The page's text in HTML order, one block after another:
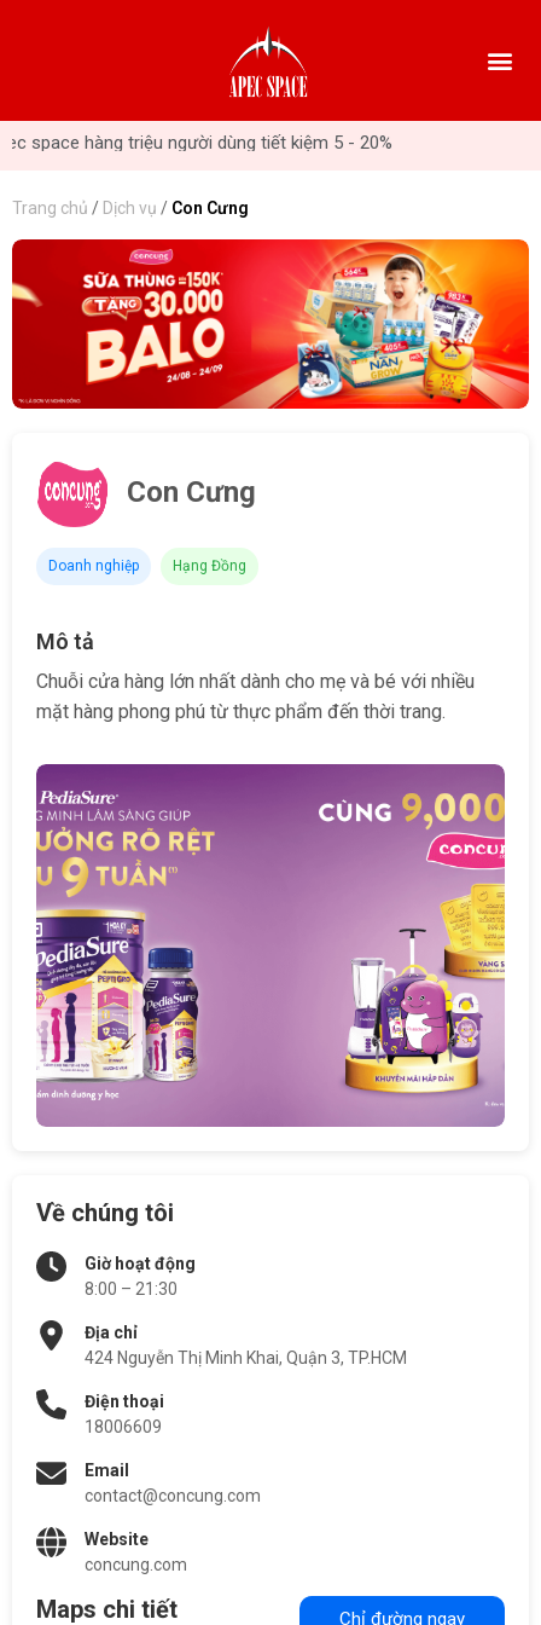
hàng triệu người dùng tiết kiệm 5 - 20%
Trang chủ / Dịch vụ / Con Cưng
Con Cưng
Doanh nghiệp Hạng Đồng
Mô tả
Chuỗi cửa hàng lớn nhất dành cho mẹ và bé với nhiều
mặt hàng phong phú từ thực phẩm đến thời trang.
Về chúng tôi
Giờ hoạt động
8:00 – 21:30
Địa chỉ
424 Nguyễn Thị Minh Khai, Quận 3, TP.HCM
Điện thoại
18006609
Email
contact@concung.com
Website
concung.com
Maps chi tiết Chỉ đường ngay